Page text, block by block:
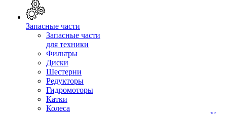
Запасные части
Запасные части
для техники
Фильтры
Диски
Шестерни
Редукторы
Гидромоторы
Катки
Колеса